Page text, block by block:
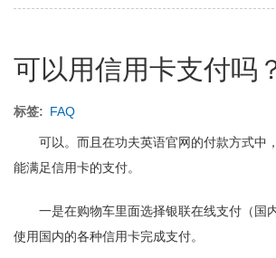
学
FAQ
可以用信用卡支付吗
标签 FAQ
可以。而且在功夫英语官网的付款方式中
能满足信用卡的支付。
一是在购物车里面选择银联在线支付（国
使用国内的各种信用卡完成支付。